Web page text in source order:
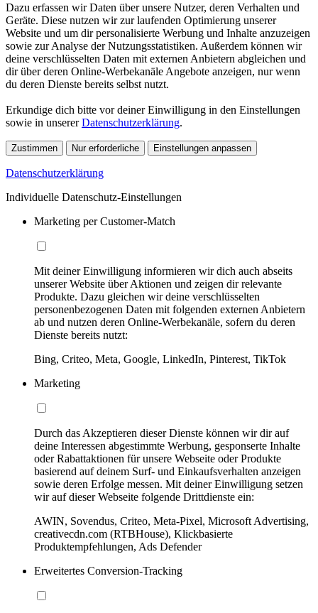
Dazu erfassen wir Daten über unsere Nutzer, deren Verhalten und
Geräte. Diese nutzen wir zur laufenden Optimierung unserer
Website und um dir personalisierte Werbung und Inhalte anzuzeigen
sowie zur Analyse der Nutzungsstatistiken. Außerdem können wir
deine verschlüsselten Daten mit externen Anbietern abgleichen und
dir über deren Online-Werbekanäle Angebote anzeigen, nur wenn
du deren Dienste bereits selbst nutzt.
Erkundige dich bitte vor deiner Einwilligung in den Einstellungen
sowie in unsererDatenschutzerklärung.
Zustimmen Nur erforderliche Einstellungen anpassen
Datenschutzerklärung
Individuelle Datenschutz-Einstellungen
Marketing per Customer-Match
Mit deiner Einwilligung informieren wir dich auch abseits
unserer Website über Aktionen und zeigen dir relevante
Produkte. Dazu gleichen wir deine verschlüsselten
personenbezogenen Daten mit folgenden externen Anbietern
ab und nutzen deren Online-Werbekanäle, sofern du deren
Dienste bereits nutzt:
Bing, Criteo, Meta, Google, LinkedIn, Pinterest, TikTok
Marketing
Durch das Akzeptieren dieser Dienste können wir dir auf
deine Interessen abgestimmte Werbung, gesponserte Inhalte
oder Rabattaktionen für unsere Webseite oder Produkte
basierend auf deinem Surf- und Einkaufsverhalten anzeigen
sowie deren Erfolge messen. Mit deiner Einwilligung setzen
wir auf dieser Webseite folgende Drittdienste ein:
AWIN, Sovendus, Criteo, Meta-Pixel, Microsoft Advertising,
creativecdn.com (RTBHouse), Klickbasierte
Produktempfehlungen, Ads Defender
Erweitertes Conversion-Tracking